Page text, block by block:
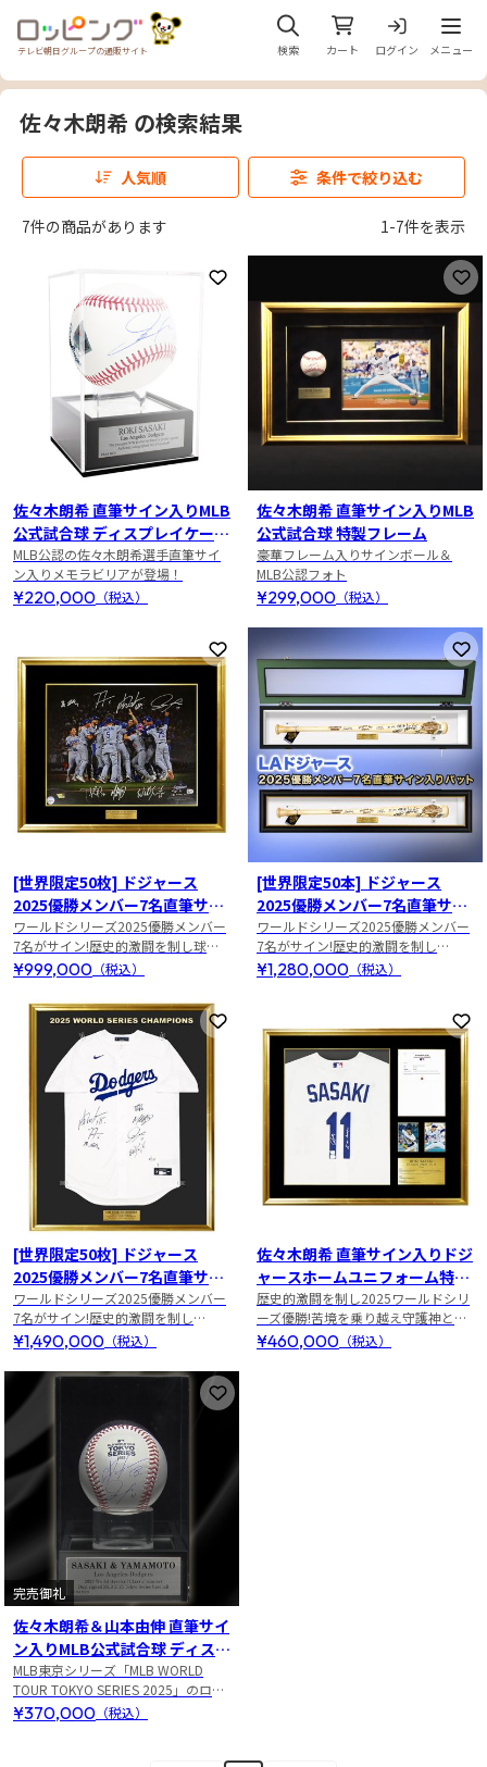
テレビ朝日グループの通販サイト 検索 カート ログイン
メニ
メニュー
佐々木朗希 の検索結果
人気順 条件で絞り込む
7件の商品があります 1-7件を表示
お気に入りに登録
佐々木朗希 直筆サイン入りMLB
公式試合球 ディスプレイケース
入り
MLB公認の佐々木朗希選手直筆サイ
ン入りメモラビリアが登場！
¥220,000 （税込）
お
佐々木朗希 直筆サイン入りMLB
公式試合球 特製フレーム
豪華フレーム入りサインボール＆
MLB公認フォト
¥299,000 （税込）
お気に入りに登録
[世界限定50枚] ドジャース
2025優勝メンバー7名直筆サイ
ン入りフォト
ワールドシリーズ2025優勝メンバー
7名がサイン!歴史的激闘を制し球団
史上初となるWS連覇達成!
¥999,000 （税込）
お
[世界限定50本] ドジャース
2025優勝メンバー7名直筆サイ
ン入りバット
ワールドシリーズ2025優勝メンバー
7名がサイン!歴史的激闘を制し
MLB25年ぶりのWS連覇!
¥1,280,000 （税込）
お気に入りに登録
[世界限定50枚] ドジャース
2025優勝メンバー7名直筆サイ
ン入りホームユニフォーム
ワールドシリーズ2025優勝メンバー
7名がサイン!歴史的激闘を制し
MLB25年ぶりのWS連覇!
¥1,490,000 （税込）
お
佐々木朗希 直筆サイン入りドジ
ャースホームユニフォーム特製
フレーム(25 WS CHAMPS 添書
き入り)
歴史的激闘を制し2025ワールドシリ
ーズ優勝!苦境を乗り越え守護神とし
て覚醒した「令和の怪物」
¥460,000 （税込）
お気に入りに登録
完売御礼
佐々木朗希＆山本由伸 直筆サイ
ン入りMLB公式試合球 ディスプ
レイケース入り
MLB東京シリーズ「MLB WORLD
TOUR TOKYO SERIES 2025」のロゴ
入り公式試合球
¥370,000 （税込）